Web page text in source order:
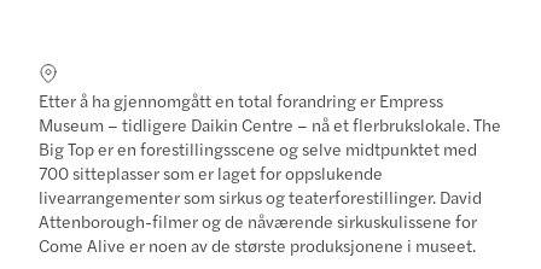
Etter å ha gjennomgått en total forandring er Empress
Museum – tidligere Daikin Centre – nå et flerbrukslokale. The
Big Top er en forestillingsscene og selve midtpunktet med
700 sitteplasser som er laget for oppslukende
livearrangementer som sirkus og teaterforestillinger. David
Attenborough-filmer og de nåværende sirkuskulissene for
Come Alive er noen av de største produksjonene i museet.